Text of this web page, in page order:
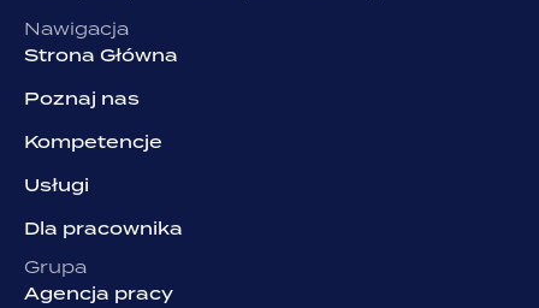
Nawigacja
Strona Główna
Poznaj nas
Kompetencje
Usługi
Dla pracownika
Grupa
Agencja pracy